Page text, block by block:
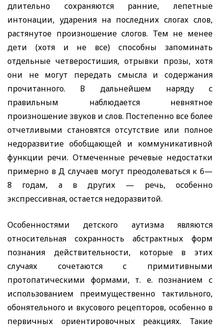
длительно сохраняются ранние, лепетные
интонации, ударения на последних слогах слов,
растянутое произношение слогов. Тем не менее
дети (хотя и не все) способны запоминать
отдельные четверостишия, отрывки прозы, хотя
они не могут передать смысла и содержания
прочитанного. В дальнейшем наряду с
правильным наблюдается невнятное
произношение звуков и слов. Постепенно все более
отчетливыми становятся отсутствие или полное
недоразвитие обобщающей и коммуникативной
функции речи. Отмеченные речевые недостатки
примерно в Д случаев могут преодолеваться к 6—
8 годам, а в других — речь, особенно
экспрессивная, остается недоразвитой.
Особенностями детского аутизма являются
относительная сохранность абстрактных форм
познания действительности, которые в этих
случаях сочетаются с примитивными
протопатическими формами, т. е. познанием с
использованием преимущественно тактильного,
обонятельного и вкусового рецепторов, особенно в
первичных ориентировочных реакциях. Такие